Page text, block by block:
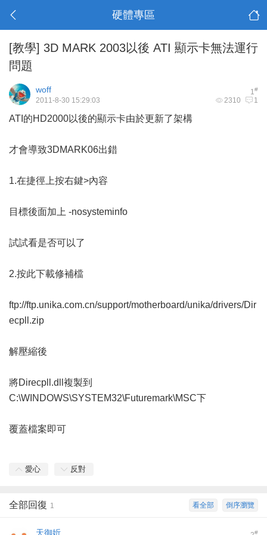
硬體專區
[教學] 3D MARK 2003以後 ATI 顯示卡無法運行
問題
1#
woff
2310 1
2011-8-30 15:29:03
ATI的HD2000以後的顯示卡由於更新了架構
才會導致3DMARK06出錯
1.在捷徑上按右鍵>內容
目標後面加上 -nosysteminfo
試試看是否可以了
2.按此下載修補檔
ftp://ftp.unika.com.cn/support/motherboard/unika/drivers/Dir
ecpll.zip
解壓縮後
將Direcpll.dll複製到
C:\WINDOWS\SYSTEM32\Futuremark\MSC下
覆蓋檔案即可
愛心 反對
倒序瀏覽
看全部
全部回復 1
#
天御妡